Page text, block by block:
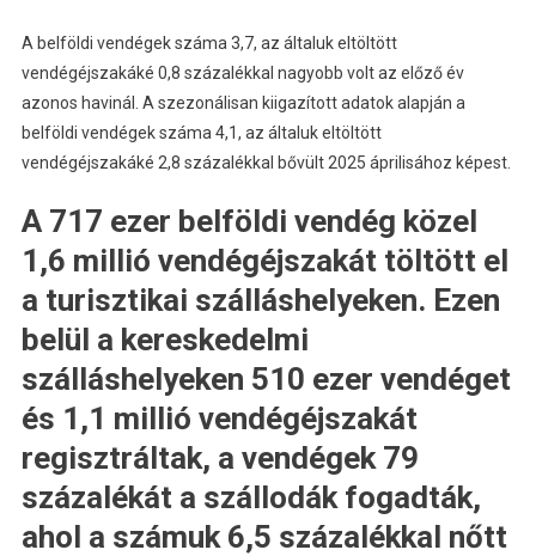
A belföldi vendégek száma 3,7, az általuk eltöltött
vendégéjszakáké 0,8 százalékkal nagyobb volt az előző év
azonos havinál. A szezonálisan kiigazított adatok alapján a
belföldi vendégek száma 4,1, az általuk eltöltött
vendégéjszakáké 2,8 százalékkal bővült 2025 áprilisához képest.
A 717 ezer belföldi vendég közel
1,6 millió vendégéjszakát töltött el
a turisztikai szálláshelyeken. Ezen
belül a kereskedelmi
szálláshelyeken 510 ezer vendéget
és 1,1 millió vendégéjszakát
regisztráltak, a vendégek 79
százalékát a szállodák fogadták,
ahol a számuk 6,5 százalékkal nőtt